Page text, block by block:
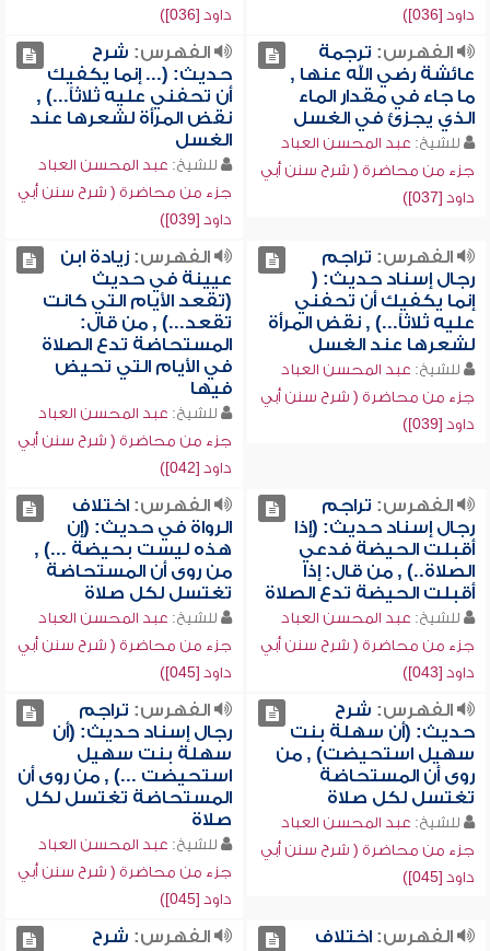
داود [036])
داود [036])
الفهرس: ترجمة
عائشة رضي الله عنها ,
ما جاء في مقدار الماء
الذي يجزئ في الغسل
للشيخ: عبد المحسن العباد
جزء من محاضرة ( شرح سنن أبي
داود [037])
الفهرس: شرح
حديث: (... إنما يكفيك
أن تحفني عليه ثلاثاً...) ,
نقض المرأة لشعرها عند
الغسل
للشيخ: عبد المحسن العباد
جزء من محاضرة ( شرح سنن أبي
داود [039])
الفهرس: تراجم
رجال إسناد حديث: (
إنما يكفيك أن تحفني
عليه ثلاثاً...) , نقض المرأة
لشعرها عند الغسل
للشيخ: عبد المحسن العباد
جزء من محاضرة ( شرح سنن أبي
داود [039])
الفهرس:زيادة ابن
عيينة في حديث
(تقعد الأيام التي كانت
تقعد...) , من قال:
المستحاضة تدع الصلاة
في الأيام التي تحيض
فيها
للشيخ: عبد المحسن العباد
جزء من محاضرة ( شرح سنن أبي
داود [042])
الفهرس: تراجم
رجال إسناد حديث: (إذا
أقبلت الحيضة فدعي
الصلاة..) , من قال: إذا
أقبلت الحيضة تدع الصلاة
للشيخ: عبد المحسن العباد
جزء من محاضرة ( شرح سنن أبي
داود [043])
الفهرس:اختلاف
الرواة في حديث: (إن
هذه ليست بحيضة ...) ,
من روى أن المستحاضة
تغتسل لكل صلاة
للشيخ: عبد المحسن العباد
جزء من محاضرة ( شرح سنن أبي
داود [045])
الفهرس: شرح
حديث: (أن سهلة بنت
سهيل استحيضت) , من
روى أن المستحاضة
تغتسل لكل صلاة
للشيخ: عبد المحسن العباد
جزء من محاضرة ( شرح سنن أبي
داود [045])
الفهرس: تراجم
رجال إسناد حديث: (أن
سهلة بنت سهيل
استحيضت ...) , من روى أن
المستحاضة تغتسل لكل
صلاة
للشيخ: عبد المحسن العباد
جزء من محاضرة ( شرح سنن أبي
داود [045])
الفهرس:اختلاف
الفهرس: شرح